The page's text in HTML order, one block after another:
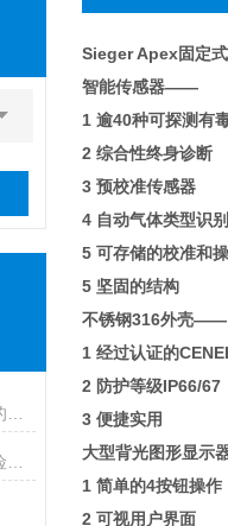
Sieger Apex固定
智能传感器——
1 逾40种可探测有
2 综合性终身诊断
3 预校准传感器
4 自动气体类型识别
5 可存储的校准和
5 坚固的结构
不锈钢316外壳——
1 经过认证的
2 防护等级IP66/67
3 便捷实用
大型背光图形显
1 简单的4按钮操作
2 可视用户界面